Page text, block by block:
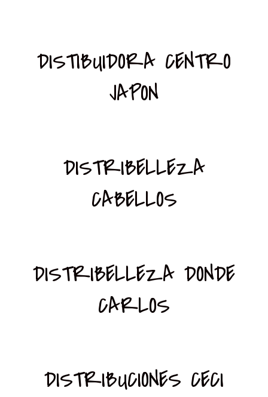
DISTIBUIDORA CENTRO
JAPON
DISTRIBELLEZA
CABELLOS
DISTRIBELLEZA DONDE
CARLOS
DISTRIBUCIONES CECI